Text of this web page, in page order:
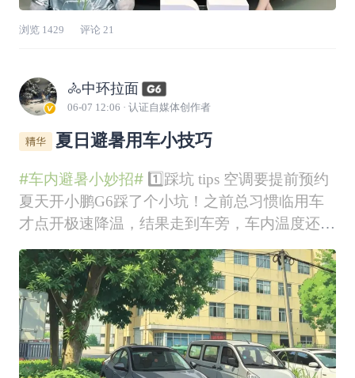
浏览 1429 评论 21
🚴中环拉面
06-07 12:06 · 认证自媒体创作者
夏日避暑用车小技巧
#车内避暑小妙招#1️⃣踩坑 tips 空调要提前预约
夏天开小鹏G6踩了个小坑！之前总习惯临用车
才点开极速降温，结果走到车旁，车内温度还是
偏高，降温效果大打折扣。摸索后发现预约空调
才是正确打开方式！我固定五点半下班，提前设
置好预约降温，等走到车边，车厢已经凉丝丝
的，上车瞬间幸福感拉满。小小功能用对